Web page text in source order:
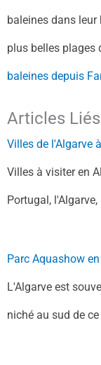
baleines dans
plus belles plages
baleines depuis
Articles Liés
Villes de l'Algarve
Villes à visiter en
Portugal,
Parc Aquashow
L'Algarve est
niché au sud de